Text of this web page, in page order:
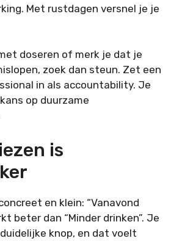
Met rustdagen versnel je je
doseren of merk je dat je
zoek dan steun. Zet een
in als accountability. Je
op duurzame
is
en klein: “Vanavond
beter dan “Minder drinken”. Je
knop, en dat voelt